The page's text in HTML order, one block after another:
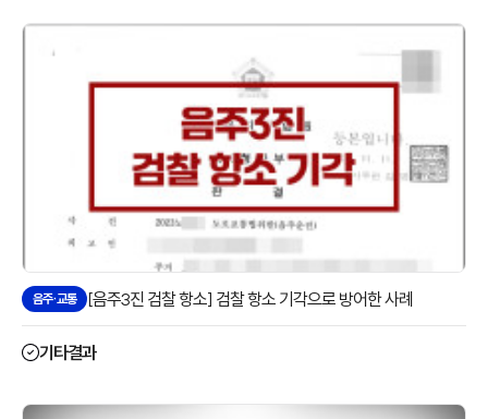
음주·교통 [음주3진 검찰 항소] 검찰 항소 기각으로 방어한 사례
기타결과